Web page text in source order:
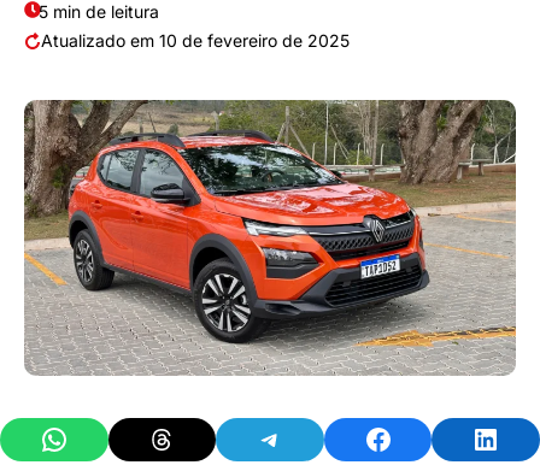
5 min de leitura
10 de fevereiro de 2025
Share on WhatsAppShare on ThreadsShare on TelegramShare on Facebook